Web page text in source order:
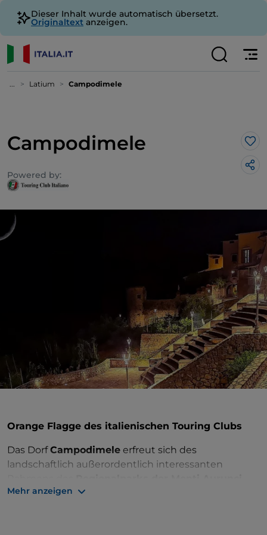
Dieser Inhalt wurde automatisch übersetzt.
Originaltext anzeigen.
... Latium Campodimele
Campodimele
Powered by:
Orange Flagge des italienischen Touring Clubs
Das DorfCampodimele erfreut sich des
landschaftlich außerordentlich interessanten
Mehr anzeigen